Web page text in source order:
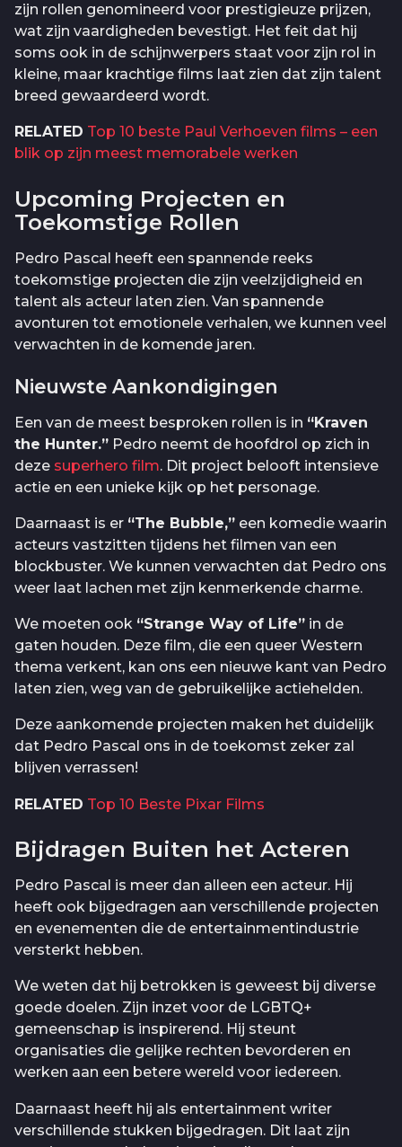
zijn rollen genomineerd voor prestigieuze prijzen,
wat zijn vaardigheden bevestigt. Het feit dat hij
soms ook in de schijnwerpers staat voor zijn rol in
kleine, maar krachtige films laat zien dat zijn talent
breed gewaardeerd wordt.
RELATED Top 10 beste Paul Verhoeven films – een
blik op zijn meest memorabele werken
Upcoming Projecten en
Toekomstige Rollen
Pedro Pascal heeft een spannende reeks
toekomstige projecten die zijn veelzijdigheid en
talent als acteur laten zien. Van spannende
avonturen tot emotionele verhalen, we kunnen veel
verwachten in de komende jaren.
Nieuwste Aankondigingen
Een van de meest besproken rollen is in “Kraven
the Hunter.” Pedro neemt de hoofdrol op zich in
deze superhero film. Dit project belooft intensieve
actie en een unieke kijk op het personage.
Daarnaast is er “The Bubble,” een komedie waarin
acteurs vastzitten tijdens het filmen van een
blockbuster. We kunnen verwachten dat Pedro ons
weer laat lachen met zijn kenmerkende charme.
We moeten ook “Strange Way of Life” in de
gaten houden. Deze film, die een queer Western
thema verkent, kan ons een nieuwe kant van Pedro
laten zien, weg van de gebruikelijke actiehelden.
Deze aankomende projecten maken het duidelijk
dat Pedro Pascal ons in de toekomst zeker zal
blijven verrassen!
RELATED Top 10 Beste Pixar Films
Bijdragen Buiten het Acteren
Pedro Pascal is meer dan alleen een acteur. Hij
heeft ook bijgedragen aan verschillende projecten
en evenementen die de entertainmentindustrie
versterkt hebben.
We weten dat hij betrokken is geweest bij diverse
goede doelen. Zijn inzet voor de LGBTQ+
gemeenschap is inspirerend. Hij steunt
organisaties die gelijke rechten bevorderen en
werken aan een betere wereld voor iedereen.
Daarnaast heeft hij als entertainment writer
verschillende stukken bijgedragen. Dit laat zijn